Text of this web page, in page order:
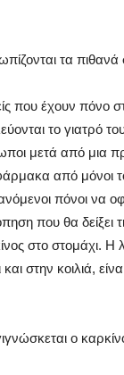
τα
που έχουν πόνο
το γιατρό
μετά από μια
από μόνοι
πόνοι να
που θα δείξει
στο στομάχι.
στην κοιλιά,
ο